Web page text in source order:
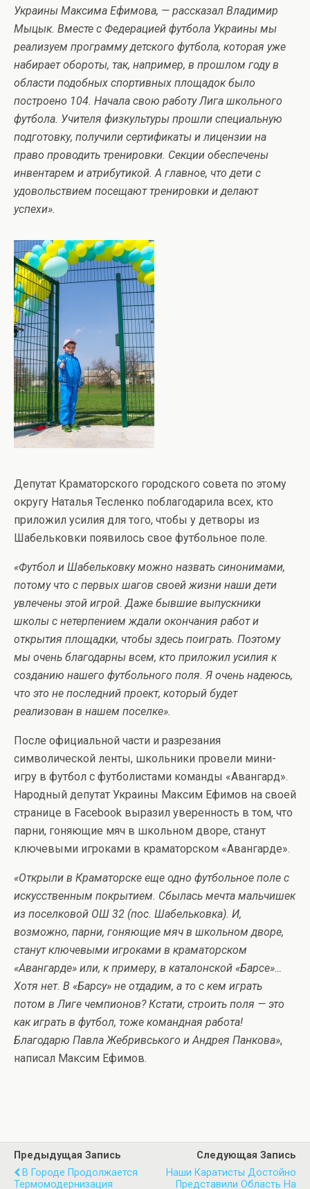
Украины Максима Ефимова, — рассказал Владимир
Мыцык. Вместе с Федерацией футбола Украины мы
реализуем программу детского футбола, которая уже
набирает обороты, так, например, в прошлом году в
области подобных спортивных площадок было
построено 104. Начала свою работу Лига школьного
футбола. Учителя физкультуры прошли специальную
подготовку, получили сертификаты и лицензии на
право проводить тренировки. Секции обеспечены
инвентарем и атрибутикой. А главное, что дети с
удовольствием посещают тренировки и делают
успехи».
Депутат Краматорского городского совета по этому
округу Наталья Тесленко поблагодарила всех, кто
приложил усилия для того, чтобы у детворы из
Шабельковки появилось свое футбольное поле.
«Футбол и Шабельковку можно назвать синонимами,
потому что с первых шагов своей жизни наши дети
увлечены этой игрой. Даже бывшие выпускники
школы с нетерпением ждали окончания работ и
открытия площадки, чтобы здесь поиграть. Поэтому
мы очень благодарны всем, кто приложил усилия к
созданию нашего футбольного поля. Я очень надеюсь,
что это не последний проект, который будет
реализован в нашем поселке».
После официальной части и разрезания
символической ленты, школьники провели мини-
игру в футбол с футболистами команды «Авангард».
Народный депутат Украины Максим Ефимов на своей
странице в Facebook выразил уверенность в том, что
парни, гоняющие мяч в школьном дворе, станут
ключевыми игроками в краматорском «Авангарде».
«Открыли в Краматорске еще одно футбольное поле с
искусственным покрытием. Сбылась мечта мальчишек
из поселковой ОШ 32 (пос. Шабельковка). И,
возможно, парни, гоняющие мяч в школьном дворе,
станут ключевыми игроками в краматорском
«Авангарде» или, к примеру, в каталонской «Барсе»…
Хотя нет. В «Барсу» не отдадим, а то с кем играть
потом в Лиге чемпионов? Кстати, строить поля — это
как играть в футбол, тоже командная работа!
Благодарю Павла Жебривського и Андрея Панкова»,
написал Максим Ефимов.
Предыдущая Запись
В Городе Продолжается
Термомодернизация
Следующая Запись
Наши Каратисты Достойно
Представили Область На